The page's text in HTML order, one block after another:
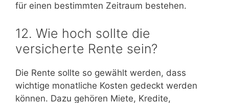
für einen bestimmten Zeitraum bestehen.
12. Wie hoch sollte die
versicherte Rente sein?
Die Rente sollte so gewählt werden, dass
wichtige monatliche Kosten gedeckt werden
können. Dazu gehören Miete, Kredite,